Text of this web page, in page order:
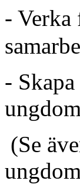
- Verka
-
(Se